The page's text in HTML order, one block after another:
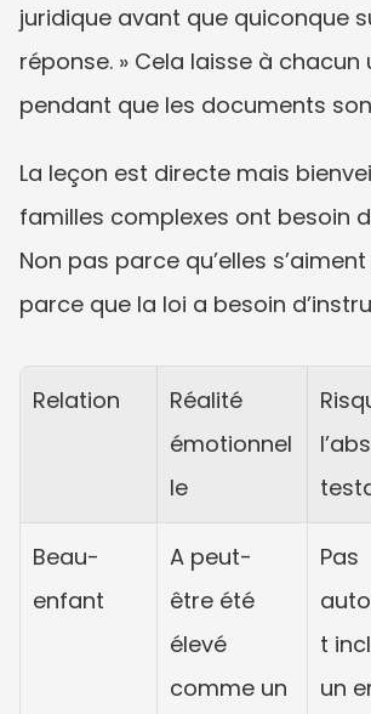
juridique avant que quiconque
réponse. » Cela laisse à chacun
pendant que les documents
La leçon est directe mais
familles complexes ont besoin
Non pas parce qu’elles
parce que la loi a besoin
Relation
Réalité
émotionnel
le
Beau-
enfant
A peut-
être été
élevé
comme un
Pas
t
un